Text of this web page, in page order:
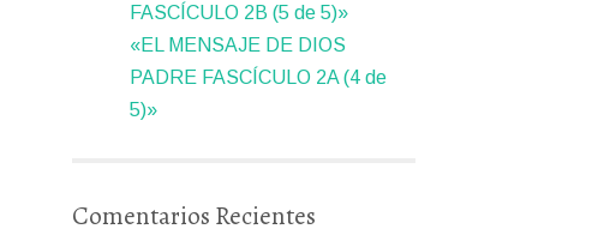
FASCÍCULO 2B (5 de 5)»
«EL MENSAJE DE DIOS
PADRE FASCÍCULO 2A (4 de
5)»
Comentarios Recientes